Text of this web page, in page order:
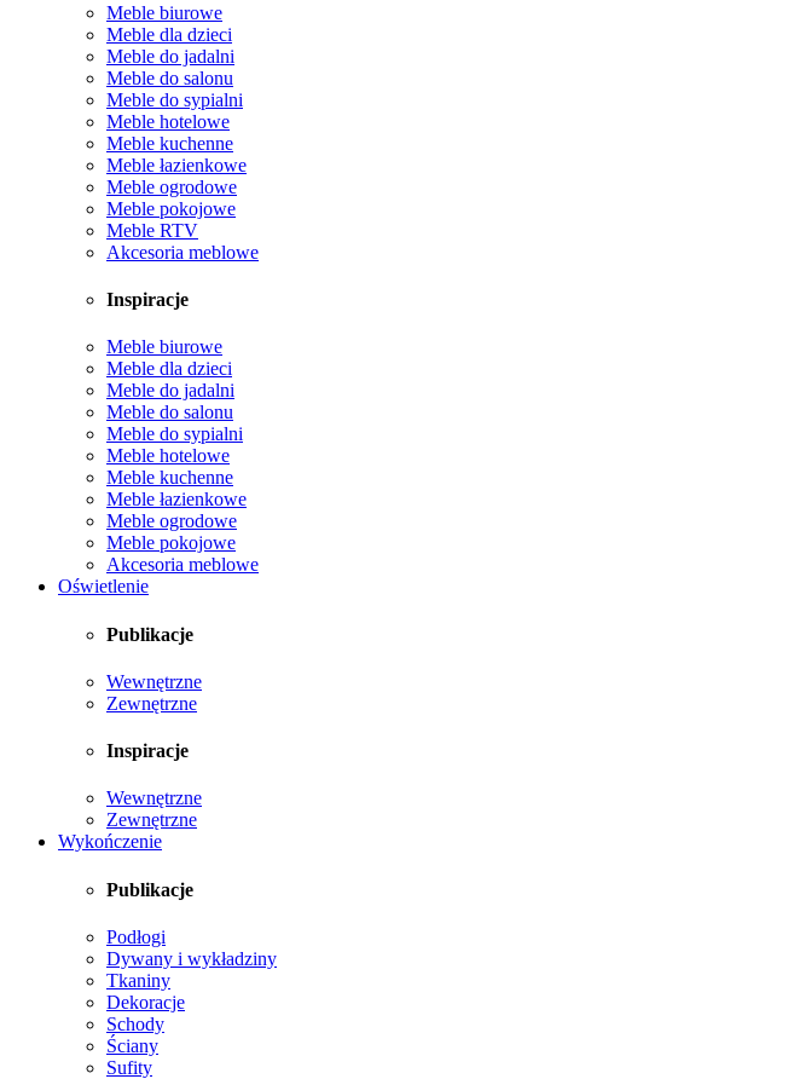
Meble biurowe
Meble dla dzieci
Meble do jadalni
Meble do salonu
Meble do sypialni
Meble hotelowe
Meble kuchenne
Meble łazienkowe
Meble ogrodowe
Meble pokojowe
Meble RTV
Akcesoria meblowe
Inspiracje
Meble biurowe
Meble dla dzieci
Meble do jadalni
Meble do salonu
Meble do sypialni
Meble hotelowe
Meble kuchenne
Meble łazienkowe
Meble ogrodowe
Meble pokojowe
Akcesoria meblowe
Oświetlenie
Publikacje
Wewnętrzne
Zewnętrzne
Inspiracje
Wewnętrzne
Zewnętrzne
Wykończenie
Publikacje
Podłogi
Dywany i wykładziny
Tkaniny
Dekoracje
Schody
Ściany
Sufity